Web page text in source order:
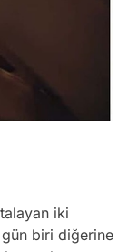
iki
biri diğerine